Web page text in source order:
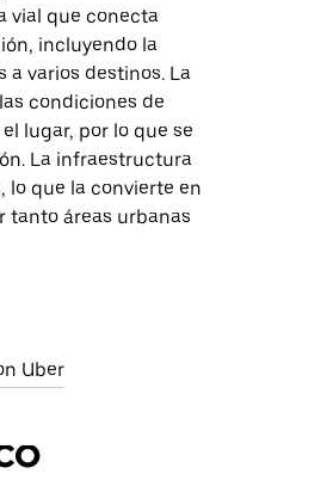
vial que conecta
incluyendo la
a varios destinos. La
condiciones de
lugar, por lo que se
La infraestructura
lo que la convierte en
tanto áreas urbanas
Uber